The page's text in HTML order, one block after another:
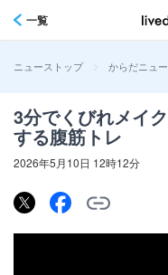
一覧
ニューストップ > からだニュー
3分でくびれメイ
する腹筋トレ
2026年5月10日 12時12分